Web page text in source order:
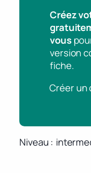
Créez
vous
version
fiche.
Créer un
Niveau